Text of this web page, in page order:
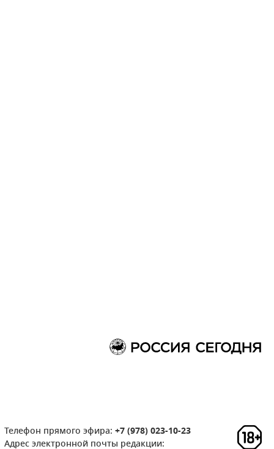
Телефон прямого эфира: +7 (978) 023-10-23
Адрес электронной почты редакции: